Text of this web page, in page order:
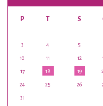
P T S
3 4 5
10 11 12
17 18 19
24 25 26
31